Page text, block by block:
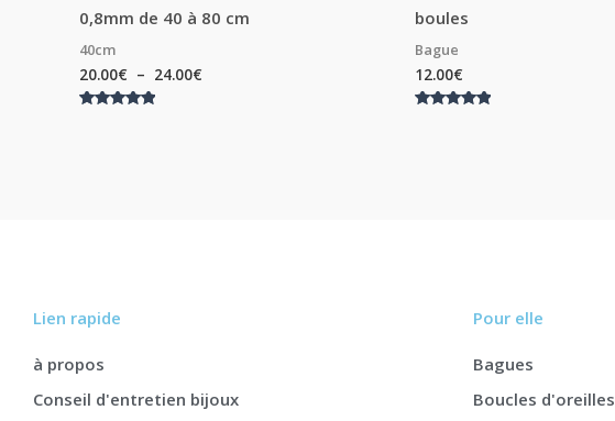
0,8mm de 40 à 80 cm
40cm
20.00€ – 24.00€
boules
Bague
12.00€
Lien rapide
à propos
Conseil d'entretien bijoux
Pour elle
Bagues
Boucles d'oreilles